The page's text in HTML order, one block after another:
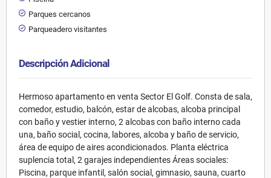
Parques cercanos
Parqueadero visitantes
Descripción Adicional
Hermoso apartamento en venta Sector El Golf. Consta de sala,
comedor, estudio, balcón, estar de alcobas, alcoba principal
con baño y vestier interno, 2 alcobas con baño interno cada
una, baño social, cocina, labores, alcoba y baño de servicio,
área de equipo de aires acondicionados. Planta eléctrica
suplencia total, 2 garajes independientes Áreas sociales:
Piscina, parque infantil, salón social, gimnasio, sauna, cuarto